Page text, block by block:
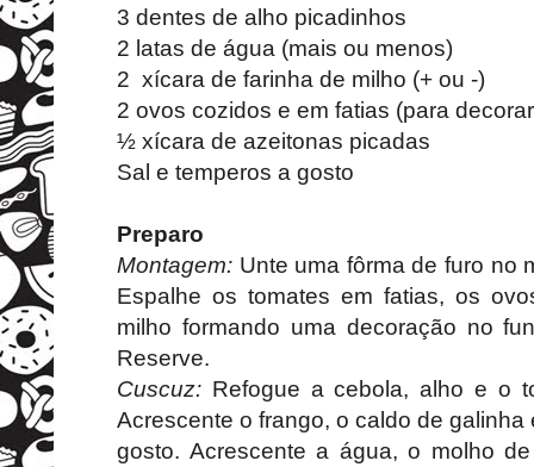
3 dentes de alho picadinhos
2 latas de água (mais ou menos)
2 xícara de farinha de milho (+ ou -)
2 ovos cozidos e em fatias (para
½ xícara de azeitonas picadas
Sal e temperos a gosto
Preparo
Montagem: Unte uma fôrma de furo no
Espalhe os tomates em fatias, os
milho formando uma decoração no
Reserve.
Cuscuz: Refogue a cebola, alho e o
Acrescente o frango, o caldo de
gosto. Acrescente a água, o molho